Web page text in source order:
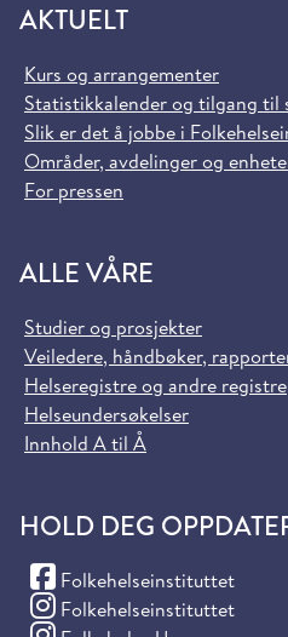
AKTUELT
Kurs og arrangementer
Statistikkalender og tilgang til
Slik er det å jobbe i
Områder, avdelinger og
For pressen
ALLE VÅRE
Studier og prosjekter
Veiledere, håndbøker,
Helseregistre og andre registre
Helseundersøkelser
Innhold A til Å
HOLD DEG
Folkehelseinstituttet
(Facebook)
Folkehelseinstituttet
(Instagram)